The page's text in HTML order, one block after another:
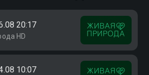
20:17
HD
10:07